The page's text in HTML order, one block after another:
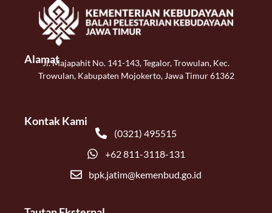
AlamatJl. Majapahit No. 141-143, Tegalor, Trowulan, Kec.
Trowulan, Kabupaten Mojokerto, Jawa Timur 61362
Kontak Kami
(0321) 495515
+62 811-3118-131
bpk.jatim@kemenbud.go.id